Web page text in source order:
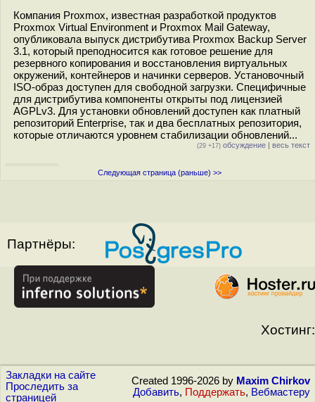
Компания Proxmox, известная разработкой продуктов
Proxmox Virtual Environment и Proxmox Mail Gateway,
опубликовала выпуск дистрибутива Proxmox Backup Server
3.1, который преподносится как готовое решение для
резервного копирования и восстановления виртуальных
окружений, контейнеров и начинки серверов. Установочный
ISO-образ доступен для свободной загрузки. Специфичные
для дистрибутива компоненты открыты под лицензией
AGPLv3. Для установки обновлений доступен как платный
репозиторий Enterprise, так и два бесплатных репозитория,
которые отличаются уровнем стабилизации обновлений...
(29 +17) обсуждение | весь текст
Следующая страница (раньше) >>
Партнёры:
Хостинг:
Закладки на сайте
Проследить за
страницей
Created 1996-2026 by Maxim Chirkov
Добавить, Поддержать, Вебмастеру